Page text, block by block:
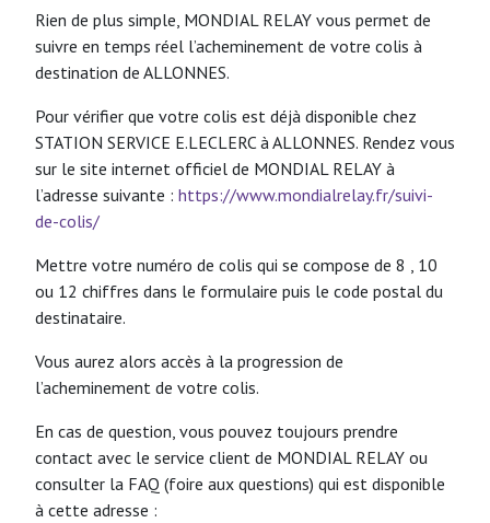
Rien de plus simple, MONDIAL RELAY vous permet de
suivre en temps réel l’acheminement de votre colis à
destination de ALLONNES.
Pour vérifier que votre colis est déjà disponible chez
STATION SERVICE E.LECLERC à ALLONNES. Rendez vous
sur le site internet officiel de MONDIAL RELAY à
l’adresse suivante : https://www.mondialrelay.fr/suivi-
de-colis/
Mettre votre numéro de colis qui se compose de 8 , 10
ou 12 chiffres dans le formulaire puis le code postal du
destinataire.
Vous aurez alors accès à la progression de
l’acheminement de votre colis.
En cas de question, vous pouvez toujours prendre
contact avec le service client de MONDIAL RELAY ou
consulter la FAQ (foire aux questions) qui est disponible
à cette adresse :